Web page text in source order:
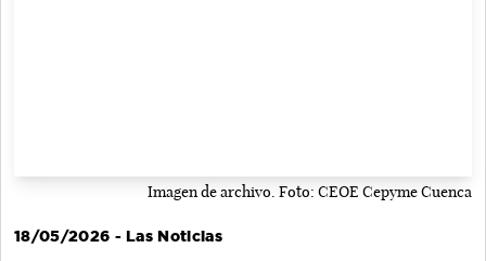
Imagen de archivo. Foto: CEOE Cepyme Cuenca
18/05/2026 - Las Noticias